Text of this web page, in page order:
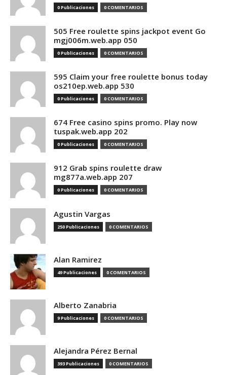
0 Publicaciones 0 COMENTARIOS
505 Free roulette spins jackpot event Go
mgj006m.web.app 050
0 Publicaciones 0 COMENTARIOS
595 Claim your free roulette bonus today
os210ep.web.app 530
0 Publicaciones 0 COMENTARIOS
674 Free casino spins promo. Play now
tuspak.web.app 202
0 Publicaciones 0 COMENTARIOS
912 Grab spins roulette draw
mg877a.web.app 207
0 Publicaciones 0 COMENTARIOS
Agustin Vargas
250 Publicaciones 0 COMENTARIOS
Alan Ramirez
49 Publicaciones 0 COMENTARIOS
Alberto Zanabria
9 Publicaciones 0 COMENTARIOS
Alejandra Pérez Bernal
393 Publicaciones 0 COMENTARIOS